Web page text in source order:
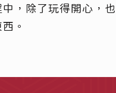
，除了玩得開心，也
。